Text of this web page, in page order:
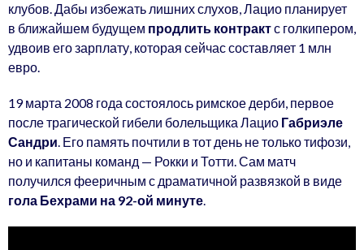
клубов. Дабы избежать лишних слухов, Лацио планирует
в ближайшем будущем продлить контрактс голкипером,
удвоив его зарплату, которая сейчас составляет 1 млн
евро.
19 марта 2008 года состоялось римское дерби, первое
после трагической гибели болельщика Лацио Габриэле
Сандри. Его память почтили в тот день не только тифози,
но и капитаны команд — Рокки и Тотти. Сам матч
получился фееричным с драматичной развязкой в виде
гола Бехрами на 92-ой минуте.